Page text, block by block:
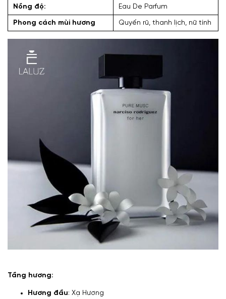
Nồng độ: Eau De Parfum
Phong cách mùi hương Quyến rũ, thanh lịch, nữ tính
Tầng hương:
Hương đầu: Xạ Hương